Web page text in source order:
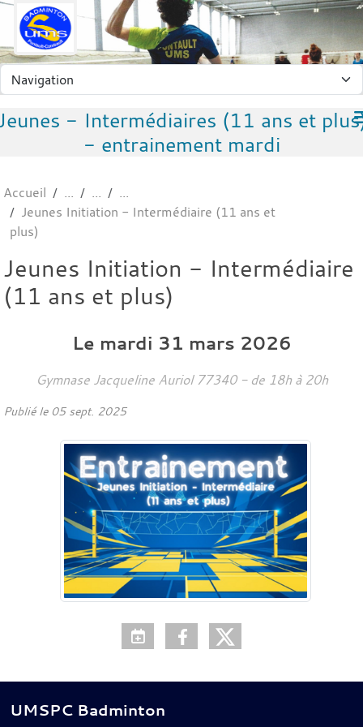
- Intermédiaires (11 ans et
- entrainement mardi
Accueil
Jeunes Initiation - Intermédiaire (11 ans et
plus)
Jeunes Initiation - Intermédiaire
(11 ans et plus)
Le mardi 31 mars 2026
Gymnase Jacqueline Auriol 77340 - de 18h à 20h
Publié le 05 sept. 2025
UMSPC Badminton
Panneau de gestion des cookies